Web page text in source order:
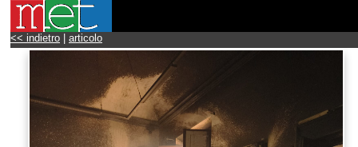
<< indietro articolo